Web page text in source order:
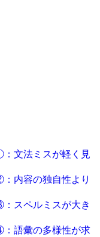
文法ミスが軽く見
内容の独自性より
スペルミスが大き
語彙の多様性が求